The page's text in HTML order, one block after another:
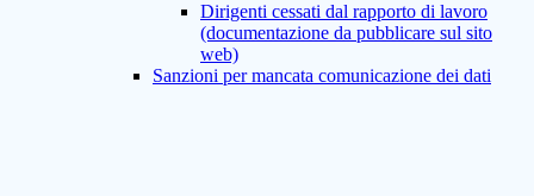
Dirigenti cessati dal rapporto di lavoro
(documentazione da pubblicare sul sito
web)
Sanzioni per mancata comunicazione dei dati